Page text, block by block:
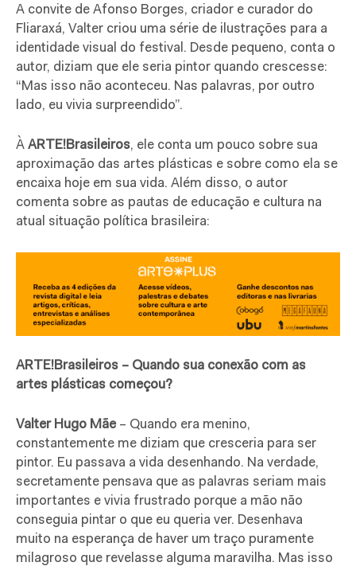
A convite de Afonso Borges, criador e curador do
Fliaraxá, Valter criou uma série de ilustrações para a
identidade visual do festival. Desde pequeno, conta o
autor, diziam que ele seria pintor quando crescesse:
“Mas isso não aconteceu. Nas palavras, por outro
lado, eu vivia surpreendido”.
À ARTE!Brasileiros, ele conta um pouco sobre sua
aproximação das artes plásticas e sobre como ela se
encaixa hoje em sua vida. Além disso, o autor
comenta sobre as pautas de educação e cultura na
atual situação política brasileira:
ARTE!Brasileiros – Quando sua conexão com as
artes plásticas começou?
Valter Hugo Mãe– Quando era menino,
constantemente me diziam que cresceria para ser
pintor. Eu passava a vida desenhando. Na verdade,
secretamente pensava que as palavras seriam mais
importantes e vivia frustrado porque a mão não
conseguia pintar o que eu queria ver. Desenhava
muito na esperança de haver um traço puramente
milagroso que revelasse alguma maravilha. Mas isso